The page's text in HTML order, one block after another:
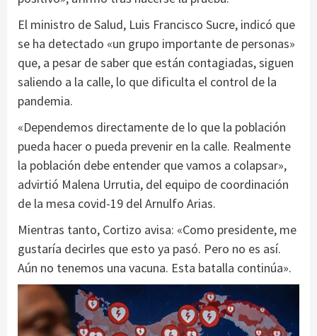
El ministro de Salud, Luis Francisco Sucre, indicó que
se ha detectado «un grupo importante de personas»
que, a pesar de saber que están contagiadas, siguen
saliendo a la calle, lo que dificulta el control de la
pandemia.
«Dependemos directamente de lo que la población
pueda hacer o pueda prevenir en la calle. Realmente
la población debe entender que vamos a colapsar»,
advirtió Malena Urrutia, del equipo de coordinación
de la mesa covid-19 del Arnulfo Arias.
Mientras tanto, Cortizo avisa: «Como presidente, me
gustaría decirles que esto ya pasó. Pero no es así.
Aún no tenemos una vacuna. Esta batalla continúa».